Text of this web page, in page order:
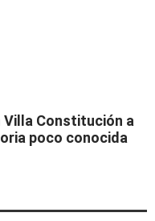
Villa Constitución a
poco conocida